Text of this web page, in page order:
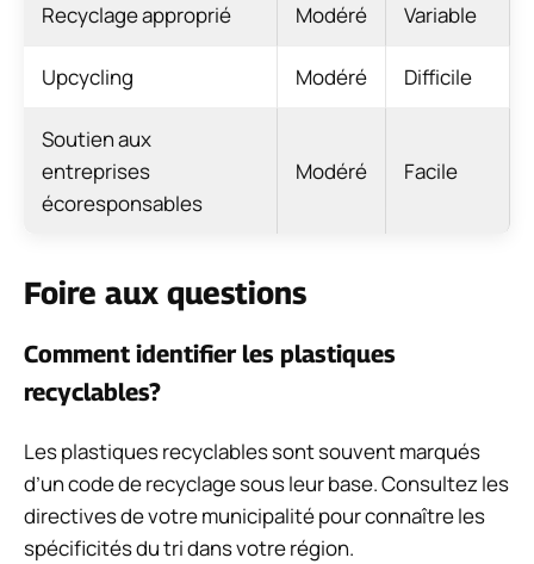
Recyclage approprié Modéré Variable
Upcycling Modéré Difficile
Soutien aux
entreprises
écoresponsables
Modéré Facile
Foire aux questions
Comment identifier les plastiques
recyclables?
Les plastiques recyclables sont souvent marqués
d’un code de recyclage sous leur base. Consultez les
directives de votre municipalité pour connaître les
spécificités du tri dans votre région.